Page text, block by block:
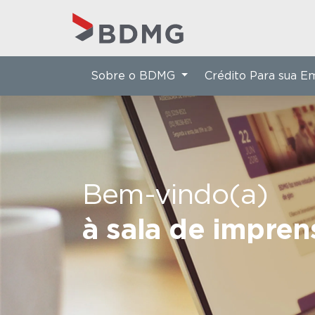
Bem-vindo(a)
à sala de
Sobre o BDMG Crédito Para sua